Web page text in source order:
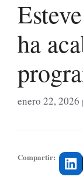
ha
enero 22, 2026
Compartir: